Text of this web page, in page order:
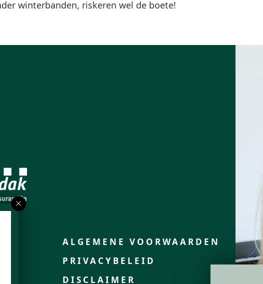
winterbanden, riskeren wel de boete!
ALGEMENE VOORWAARDEN
PRIVACYBELEID
DISCLAIMER